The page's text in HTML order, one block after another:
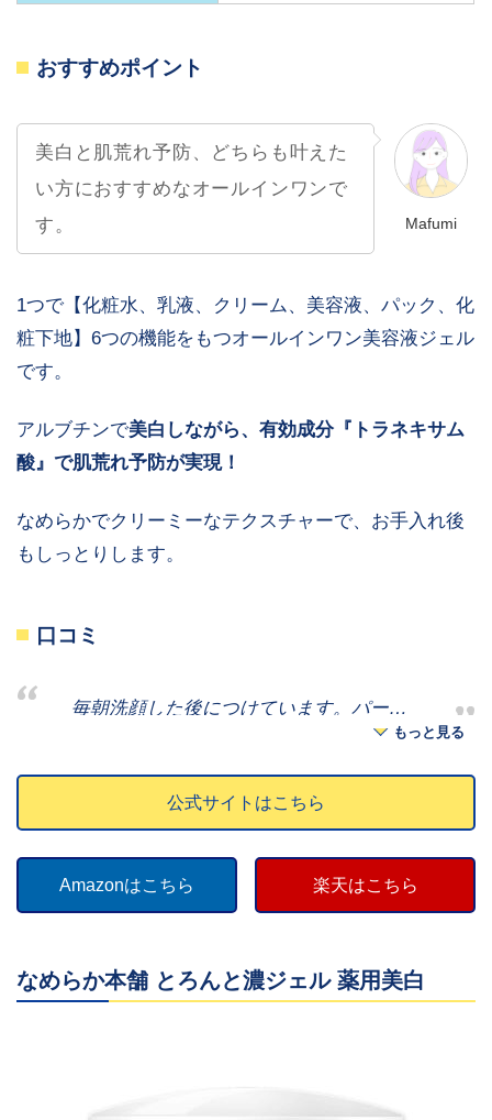
おすすめポイント
Mafumi
美白と肌荒れ予防、どちらも叶えた
い方におすすめなオールインワンで
す。
1つで【化粧水、乳液、クリーム、美容液、パック、化
粧下地】6つの機能をもつオールインワン美容液ジェル
です。
アルブチンで美白しながら、有効成分『トラネキサム
酸』で肌荒れ予防が実現！
なめらかでクリーミーなテクスチャーで、お手入れ後
もしっとりします。
口コミ
毎朝洗顔した後につけています。パーフ
ェクトワンシリーズの中では一番気に入
っています。20代の娘も朝晩と使用して
いて親子でお気に入りです。肌の状態も
個人差はもちろんあると思いますが、ア
レルギーの出やすい肌質の母は、かゆみ
(笑)リピート買いする予定です
(*^^*)amazon
もっと見る
公式サイトはこちら
Amazonはこちら 楽天はこちら
なめらか本舗 とろんと濃ジェル 薬用美白